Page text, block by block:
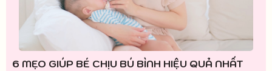
6 MẸO GIÚP BÉ CHỊU BÚ BÌNH HIỆU QUẢ NHẤT